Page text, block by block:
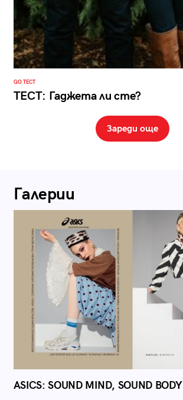
GO ТЕСТ
ТЕСТ: Гаджета ли сте?
Зареди още
Галерии
ASICS: SOUND MIND, SOUND BODY